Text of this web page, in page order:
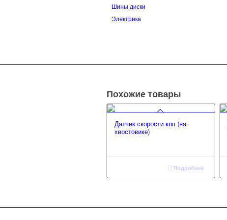
Шины диски
Электрика
Похожие товары
Датчик скорости кпп (на
хвостовике)
Подробнее